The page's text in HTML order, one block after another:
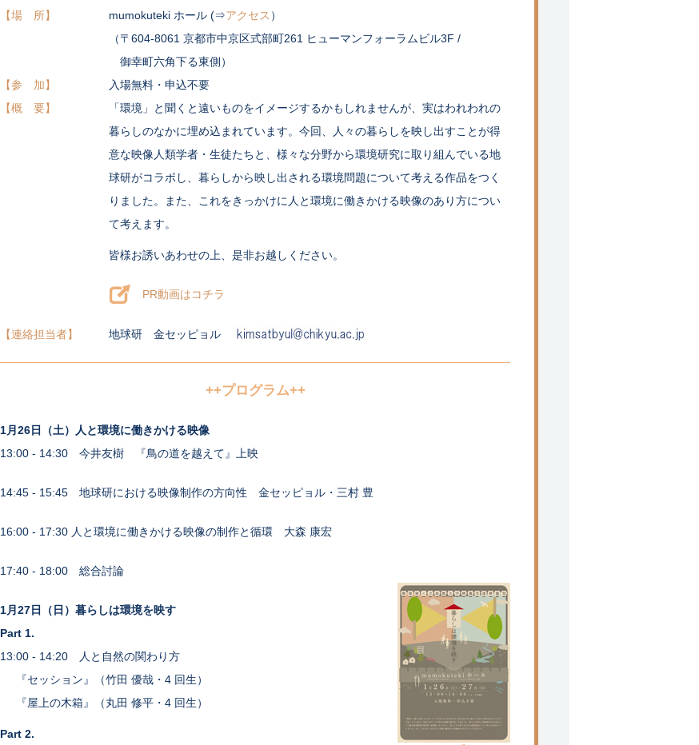
場 所
mumokuteki ホール (⇒アクセス ）
（〒604-8061 京都市中京区式部町261 ヒューマンフォーラムビル3F /
御幸町六角下る東側）
参 加
入場無料・申込不要
概 要
「環境」と聞くと遠いものをイメージするかもしれませんが、実はわれわれの
暮らしのなかに埋め込まれています。今回、人々の暮らしを映し出すことが得
意な映像人類学者・生徒たちと、様々な分野から環境研究に取り組んでいる地
球研がコラボし、暮らしから映し出される環境問題について考える作品をつく
りました。また、これをきっかけに人と環境に働きかける映像のあり方につい
て考えます。
皆様お誘いあわせの上、是非お越しください。
PR動画はコチラ
連絡担当者 地球研 金セッピョル
++プログラム++
1月26日（土）人と環境に働きかける映像
13:00 - 14:30 今井友樹 『鳥の道を越えて』上映
14:45 - 15:45 地球研における映像制作の方向性 金セッピョル・三村 豊
16:00 - 17:30 人と環境に働きかける映像の制作と循環 大森 康宏
17:40 - 18:00 総合討論
1月27日（日）暮らしは環境を映す
Part 1.
13:00 - 14:20 人と自然の関わり方
『セッション』（竹田 優哉・4 回生）
『屋上の木箱』（丸田 修平・4 回生）
Part 2.